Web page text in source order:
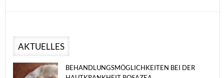
AKTUELLES
BEHANDLUNGSMÖGLICHKEITEN BEI DER